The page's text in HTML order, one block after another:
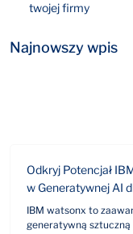
twojej firmy
Najnowszy wpis
Odkryj Potencjał
w Generatywnej AI
IBM watsonx to
generatywną sztuczną